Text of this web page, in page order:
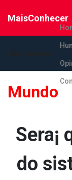
MaisConhecer
Mundo
Sera¡
do